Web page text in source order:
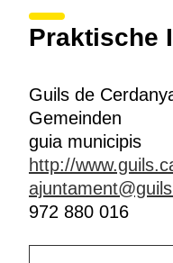
Praktische
Guils de
Gemeinden
guia municipis
http://
972 880 016